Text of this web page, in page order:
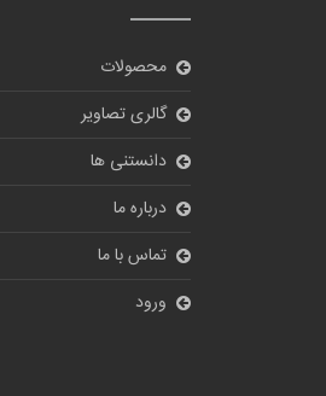
محصولات
گالری تصاویر
دانستنی ها
درباره ما
تماس با ما
ورود